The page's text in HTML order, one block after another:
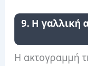
9. Η γαλλική
Η ακτογραμμή